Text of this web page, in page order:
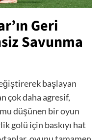
Geri
Savunma
başlayan
çok daha agresif,
düşünen bir oyun
golü için baskıyı hat